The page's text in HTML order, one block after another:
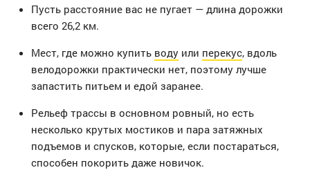
Пусть расстояние вас не пугает — длина дорожки
всего 26,2 км.
Мест, где можно купить воду или перекус, вдоль
велодорожки практически нет, поэтому лучше
запастить питьем и едой заранее.
Рельеф трассы в основном ровный, но есть
несколько крутых мостиков и пара затяжных
подъемов и спусков, которые, если постараться,
способен покорить даже новичок.